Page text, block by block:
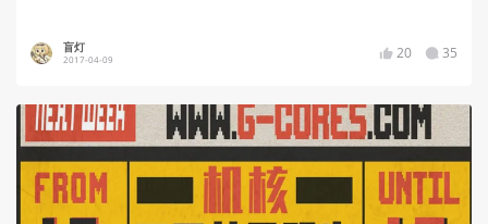
盲灯
2017-04-09 20 35